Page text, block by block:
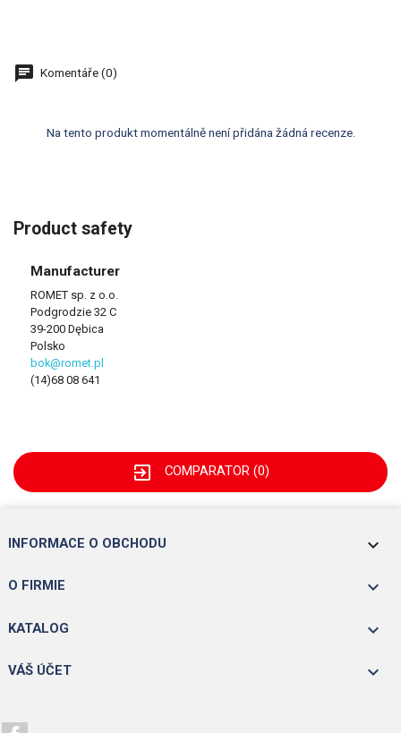
Komentáře (0)
Na tento produkt momentálně není přidána žádná recenze.
Product safety
Manufacturer
ROMET sp. z o.o.
Podgrodzie 32 C
39-200 Dębica
Polsko
bok@romet.pl
(14)68 08 641
exit_to_app COMPARATOR (0)
INFORMACE O OBCHODU keyboard_arrow_down
O FIRMIE 
KATALOG 
VÁŠ ÚČET 